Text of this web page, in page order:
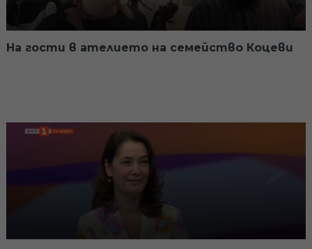
На гости в ателието на семейство Коцеви